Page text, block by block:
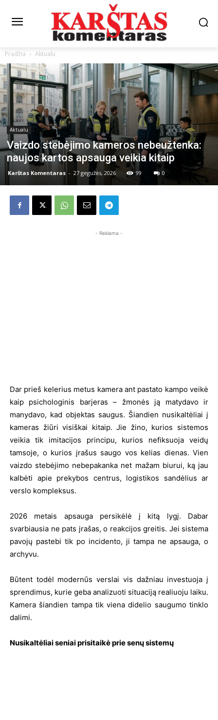
Pradžia Aktualu
Aktualu
Vaizdo stebėjimo kameros nebeužtenka:
naujos kartos apsauga veikia kitaip
Karštas Komentaras - 27 gegužės, 2026 99 0
- Reklama -
Dar prieš kelerius metus kamera ant pastato kampo veikė
kaip psichologinis barjeras – žmonės ją matydavo ir
manydavo, kad objektas saugus. Šiandien nusikaltėliai į
kameras žiūri visiškai kitaip. Jie žino, kurios sistemos
veikia tik imitacijos principu, kurios nefiksuoja veidų
tamsoje, o kurios įrašus saugo vos kelias dienas. Vien
vaizdo stebėjimo nebepakanka net mažam biurui, ką jau
kalbėti apie prekybos centrus, logistikos sandėlius ar
verslo kompleksus.
2026 metais apsauga persikėlė į kitą lygį. Dabar
svarbiausia ne pats įrašas, o reakcijos greitis. Jei sistema
pavojų pastebi tik po incidento, ji tampa ne apsauga, o
archyvu.
Būtent todėl modernūs verslai vis dažniau investuoja į
sprendimus, kurie geba analizuoti situaciją realiuoju laiku.
Kamera šiandien tampa tik viena didelio saugumo tinklo
dalimi.
Nusikaltėliai seniai prisitaikė prie senų sistemų